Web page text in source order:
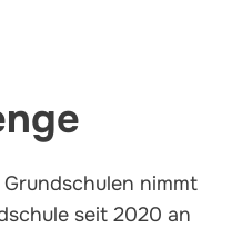
nimmt
seit 2020 an